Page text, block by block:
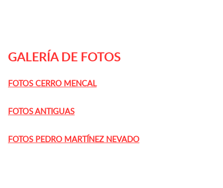
GALERÍA DE FOTOS
FOTOS CERRO MENCAL
FOTOS ANTIGUAS
FOTOS PEDRO MARTÍNEZ NEVADO